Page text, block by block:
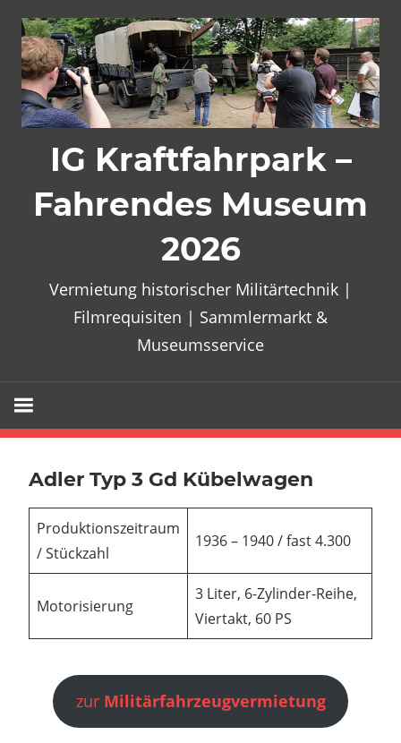
Inhalt
springen
IG Kraftfahrpark –
Fahrendes Museum
2026
Vermietung historischer Militärtechnik |
Filmrequisiten | Sammlermarkt &
Museumsservice
Adler Typ 3 Gd Kübelwagen
Produktionszeitraum
/ Stückzahl
1936 – 1940 / fast 4.300
Motorisierung
3 Liter, 6-Zylinder-Reihe,
Viertakt, 60 PS
zur Militärfahrzeugvermietung